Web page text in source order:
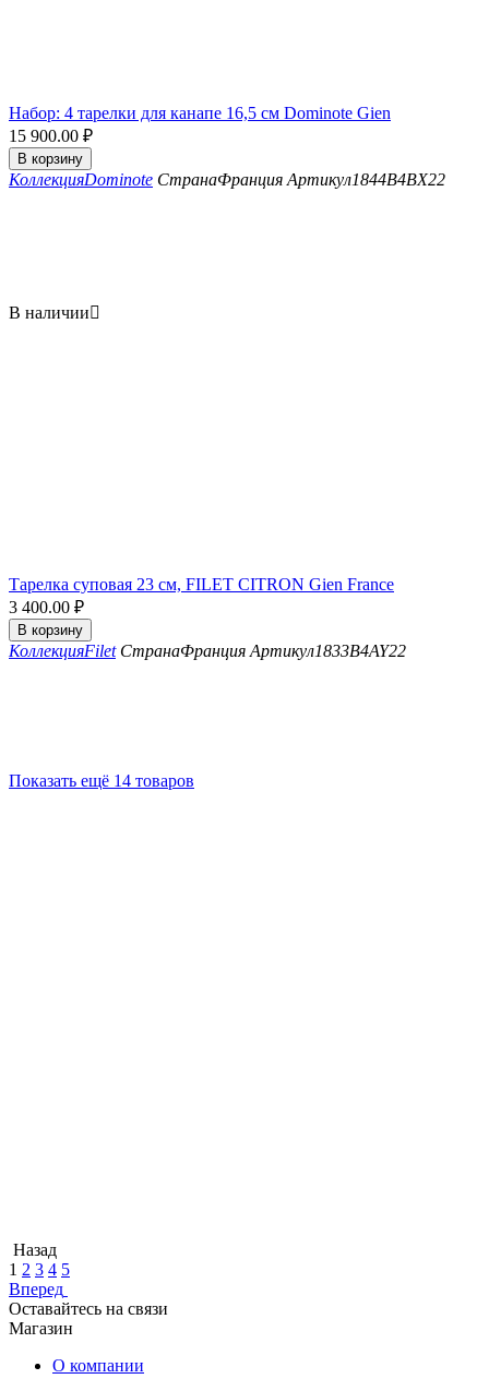
Набор: 4 тарелки для канапе 16,5 см Dominote Gien
15 900.00 ₽
В корзину
КоллекцияDominote СтранаФранция Артикул1844B4BX22
В наличии
Тарелка суповая 23 см, FILET CITRON Gien France
3 400.00 ₽
В корзину
КоллекцияFilet СтранаФранция Артикул1833B4AY22
Показать ещё 14 товаров
Назад
1 2 3 4 5
Вперед
Оставайтесь на связи
Магазин
О компании